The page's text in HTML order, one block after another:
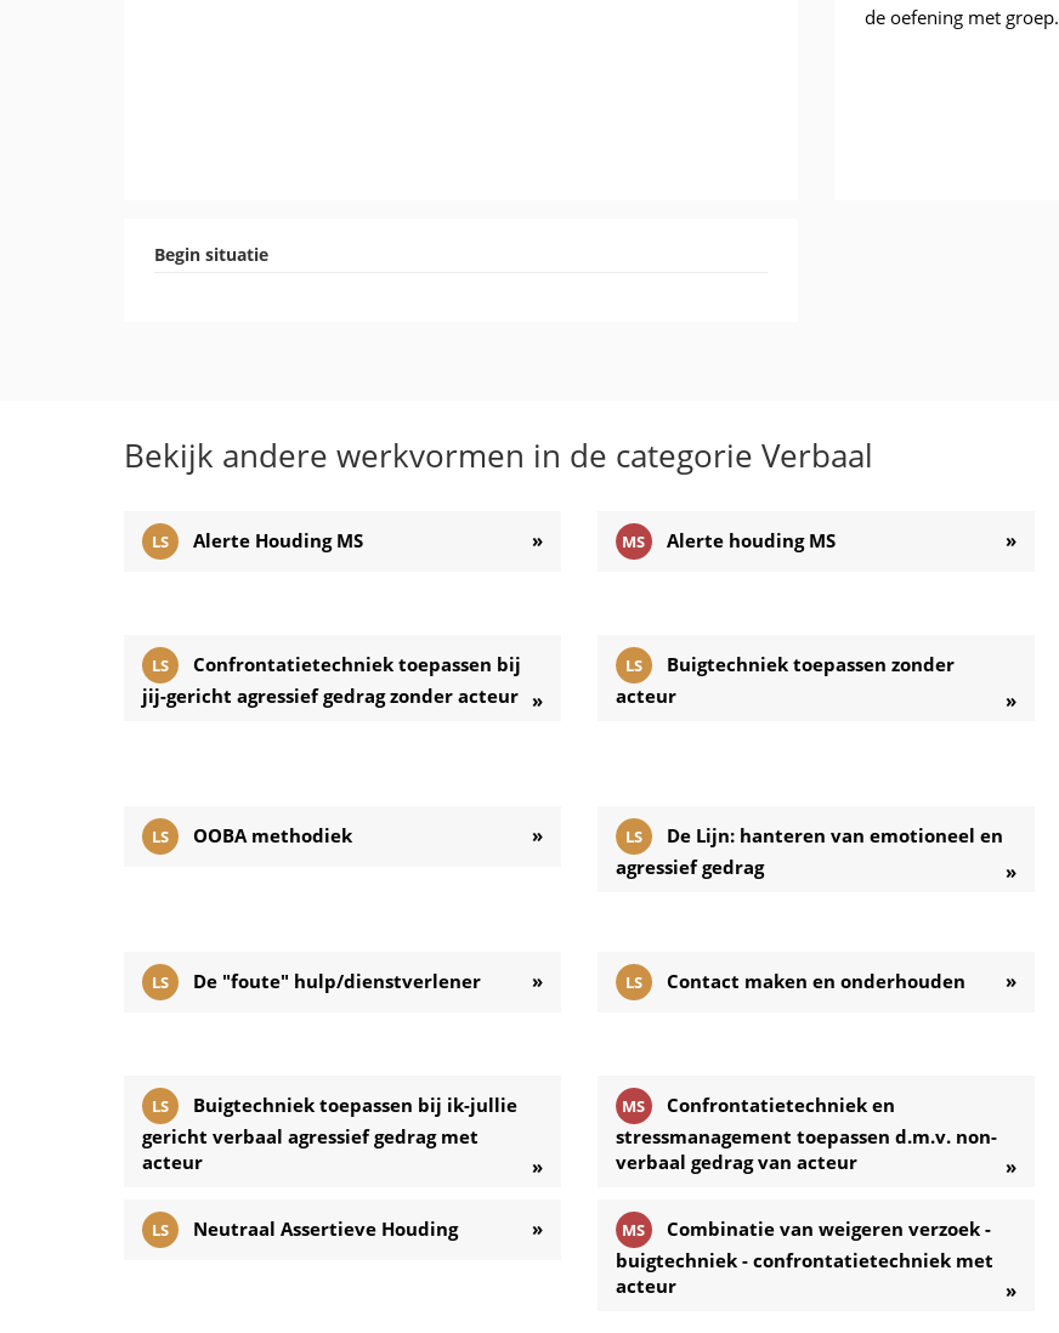
de oefening met groep.
Begin situatie
Bekijk andere werkvormen in de categorie Verbaal
LS Alerte Houding MS » MS Alerte houding MS »
LS
Confrontatietechniek toepassen bij
jij-gericht agressief gedrag zonder acteur »
LS
Buigtechniek toepassen zonder
acteur
»
LS OOBA methodiek » LS
De Lijn: hanteren van emotioneel en
agressief gedrag
»
LS De "foute" hulp/dienstverlener » LS Contact maken en onderhouden »
LS
Buigtechniek toepassen bij ik-jullie
gericht verbaal agressief gedrag met
acteur
»
MS
Confrontatietechniek en
stressmanagement toepassen d.m.v. non-
verbaal gedrag van acteur
»
LS Neutraal Assertieve Houding » MS
Combinatie van weigeren verzoek -
buigtechniek - confrontatietechniek met
acteur
»